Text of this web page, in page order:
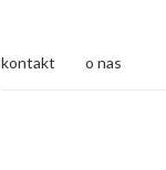
kontakt o nas